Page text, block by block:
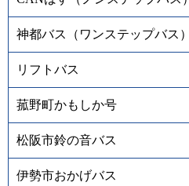
神都バス（ワンステップバス）
リフトバス
菰野町かもしか号
松阪市鈴の音バス
伊勢市おかげバス